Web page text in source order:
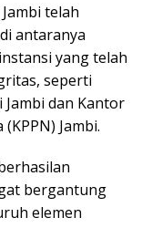
telah
antaranya
yang telah
seperti
Jambi dan Kantor
Jambi.
bergantung
elemen